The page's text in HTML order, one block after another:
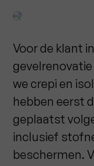
Voor de klant
we crepi en
hebben eerst
geplaatst
inclusief
beschermen.